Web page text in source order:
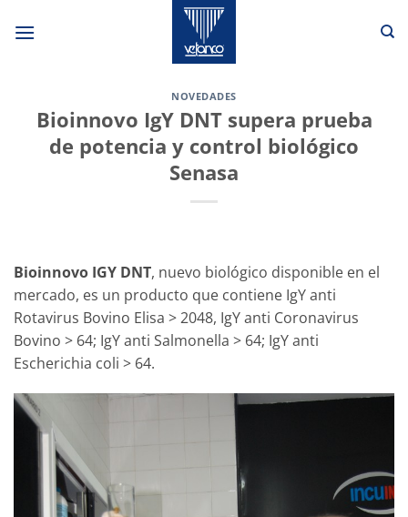
NOVEDADES
Bioinnovo IgY DNT supera prueba
de potencia y control biológico
Senasa
Bioinnovo IGY DNT, nuevo biológico disponible en el
mercado, es un producto que contiene IgY anti
Rotavirus Bovino Elisa > 2048, IgY anti Coronavirus
Bovino > 64; IgY anti Salmonella > 64; IgY anti
Escherichia coli > 64.